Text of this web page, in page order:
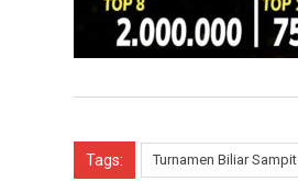
Tags: Turnamen Biliar Sampit